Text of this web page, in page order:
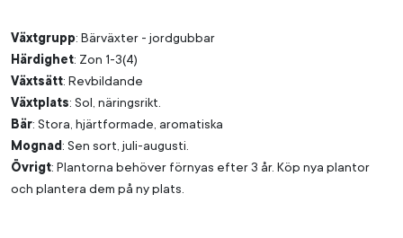
Växtgrupp: Bärväxter - jordgubbar
Härdighet: Zon 1-3(4)
Växtsätt: Revbildande
Växtplats: Sol, näringsrikt.
Bär: Stora, hjärtformade, aromatiska
Mognad: Sen sort, juli-augusti.
Övrigt: Plantorna behöver förnyas efter 3 år. Köp nya plantor
och plantera dem på ny plats.